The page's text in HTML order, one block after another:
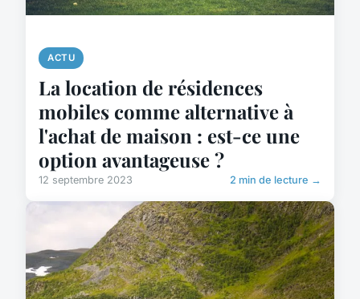
ACTU
La location de résidences
mobiles comme alternative à
l'achat de maison : est-ce une
option avantageuse ?
12 septembre 2023 2 min de lecture →